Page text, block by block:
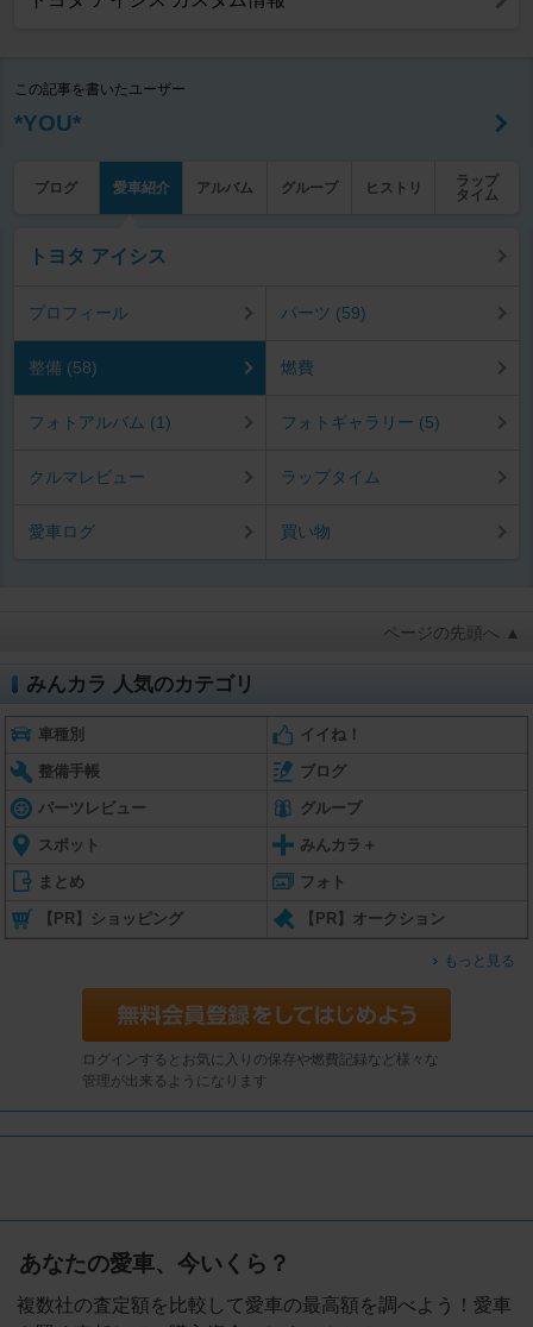
この記事を書いたユーザー
*YOU*
ブログ 愛車紹介 アルバム グループ ヒストリ
ラップ
タイム
トヨタ アイシス
プロフィール パーツ (59)
整備 (58) 燃費
フォトアルバム (1) フォトギャラリー (5)
クルマレビュー ラップタイム
愛車ログ 買い物
ページの先頭へ ▲
みんカラ 人気のカテゴリ
車種別 イイね！
整備手帳 ブログ
パーツレビュー グループ
スポット みんカラ＋
まとめ フォト
【PR】ショッピング 【PR】オークション
もっと見る
ログインするとお気に入りの保存や燃費記録など様々な
管理が出来るようになります
あなたの愛車、今いくら？
複数社の査定額を比較して愛車の最高額を調べよう！愛車